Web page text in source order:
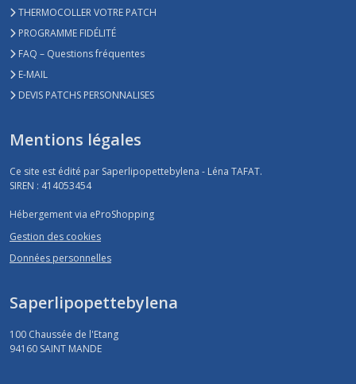
THERMOCOLLER VOTRE PATCH
PROGRAMME FIDÉLITÉ
FAQ – Questions fréquentes
E-MAIL
DEVIS PATCHS PERSONNALISES
Mentions légales
Ce site est édité par Saperlipopettebylena - Léna TAFAT.
SIREN : 414053454
Hébergement via eProShopping
Gestion des cookies
Données personnelles
Saperlipopettebylena
100 Chaussée de l'Etang
94160 SAINT MANDE